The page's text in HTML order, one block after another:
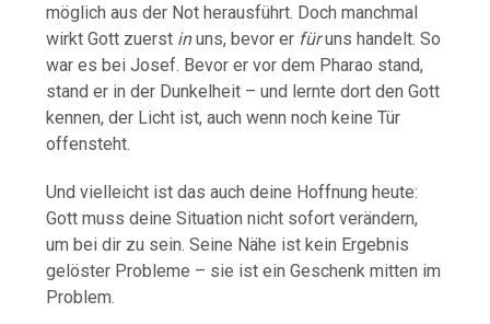
möglich aus der Not herausführt. Doch manchmal
wirkt Gott zuerst inuns, bevor er füruns handelt. So
war es bei Josef. Bevor er vor dem Pharao stand,
stand er in der Dunkelheit – und lernte dort den Gott
kennen, der Licht ist, auch wenn noch keine Tür
offensteht.
Und vielleicht ist das auch deine Hoffnung heute:
Gott muss deine Situation nicht sofort verändern,
um bei dir zu sein. Seine Nähe ist kein Ergebnis
gelöster Probleme – sie ist ein Geschenk mitten im
Problem.